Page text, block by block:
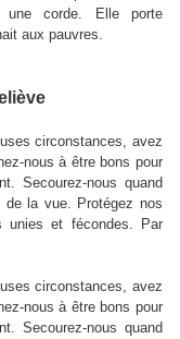
corde. Elle porte
aux pauvres.
circonstances, avez
nous à être bons pour
Secourez-nous quand
la vue. Protégez nos
unies et fécondes. Par
circonstances, avez
nous à être bons pour
Secourez-nous quand